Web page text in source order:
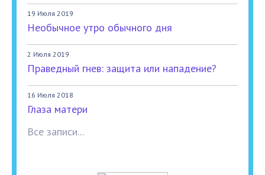
19 Июля 2019
Необычное утро обычного дня
2 Июля 2019
Праведный гнев: защита или нападение?
16 Июля 2018
Глаза матери
Все записи...